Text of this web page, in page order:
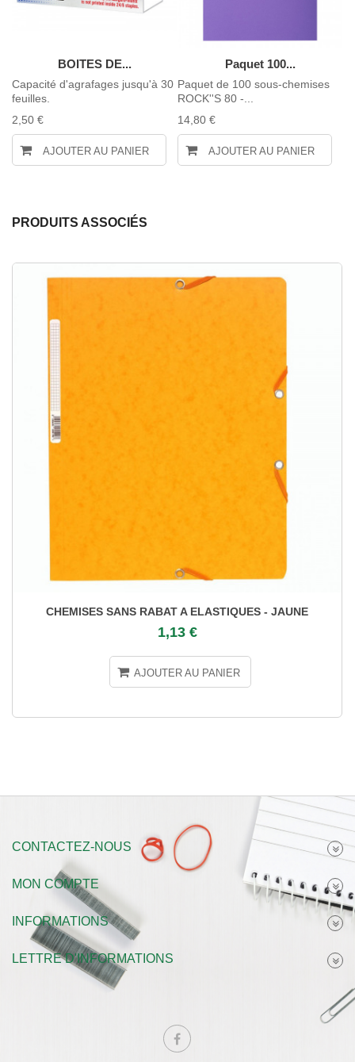
BOITES DE...
Capacité d'agrafages jusqu'à 30
feuilles.
2,50 €
AJOUTER AU PANIER
Paquet 100...
Paquet de 100 sous-chemises
ROCK''S 80 -...
14,80 €
AJOUTER AU PANIER
PRODUITS ASSOCIÉS
CHEMISES SANS RABAT A ELASTIQUES - JAUNE
1,13 €
AJOUTER AU PANIER
CONTACTEZ-NOUS
MON COMPTE
INFORMATIONS
LETTRE D'INFORMATIONS